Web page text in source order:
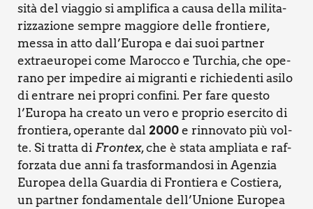
si­tà del viag­gio si ampli­fi­ca a cau­sa del­la mili­ta­
riz­za­zio­ne sem­pre mag­gio­re del­le fron­tie­re,
mes­sa in atto dall’Europa e dai suoi part­ner
extraeu­ro­pei come Maroc­co e Tur­chia, che ope­
ra­no per impe­di­re ai migran­ti e richie­den­ti asi­lo
di entra­re nei pro­pri con­fi­ni. Per fare que­sto
l’Europa ha crea­to un vero e pro­prio eser­ci­to di
fron­tie­ra, ope­ran­te dal 2000 e rin­no­va­to più vol­
te. Si trat­ta di Fron­tex, che è sta­ta amplia­ta e raf­
for­za­ta due anni fa tra­sfor­man­do­si in Agen­zia
Euro­pea del­la Guar­dia di Fron­tie­ra e Costie­ra,
un part­ner fon­da­men­ta­le dell’Unione Euro­pea